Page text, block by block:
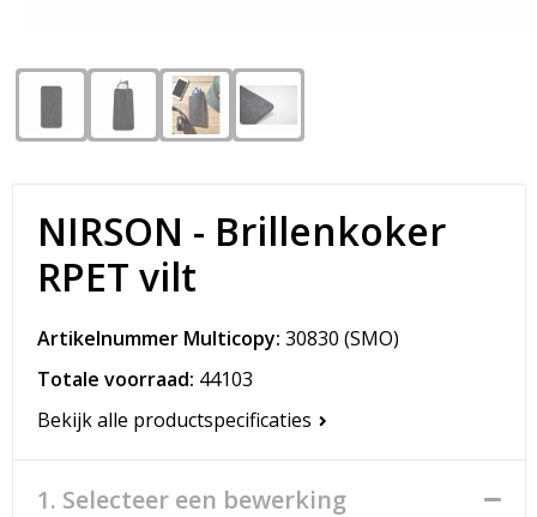
Spellen voor binnen en buiten
Sport
Vrije tijd en Strand
Opvouwbare tassen
Papieren tassen
Reistassen
Schoudertassen
NIRSON - Brillenkoker
RPET vilt
Artikelnummer Multicopy: 30830 (SMO)
Totale voorraad: 44103
Bekijk alle productspecificaties
1. Selecteer een bewerking